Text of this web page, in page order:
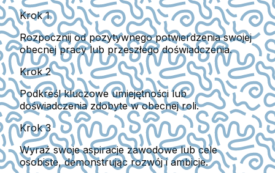
Krok 1
Rozpocznij od pozytywnego potwierdzenia swojej
obecnej pracy lub przeszłego doświadczenia.
Krok 2
Podkreśl kluczowe umiejętności lub
doświadczenia zdobyte w obecnej roli.
Krok 3
Wyraź swoje aspiracje zawodowe lub cele
osobiste, demonstrując rozwój i ambicje.